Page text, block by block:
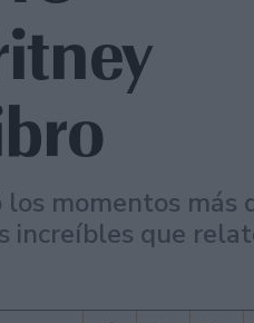
momentos más
increíbles que